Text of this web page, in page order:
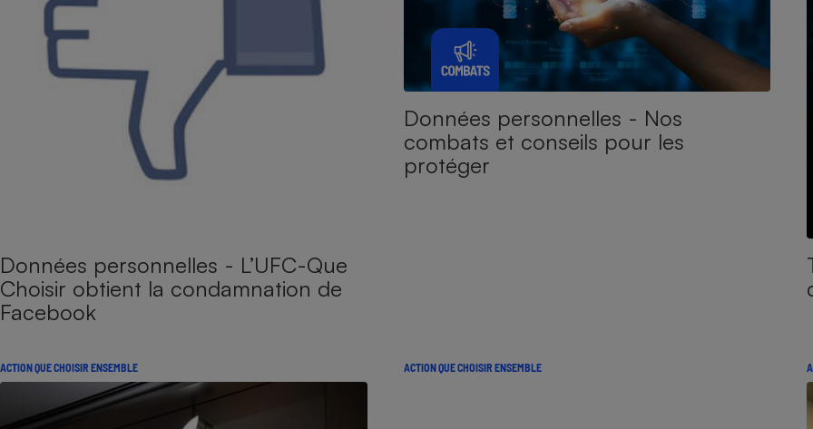
Données personnelles - L’UFC-Que
Choisir obtient la condamnation de
Facebook
Données personnelles - Nos
combats et conseils pour les
protéger
ACTION QUE CHOISIR ENSEMBLE ACTION QUE CHOISIR ENSEMBLE